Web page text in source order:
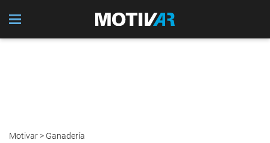
Motivar> Ganadería